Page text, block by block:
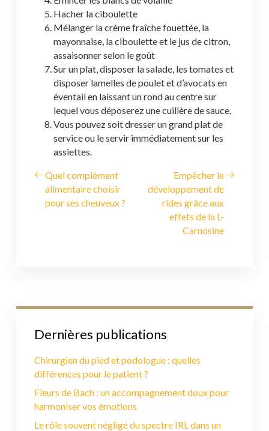
Hacher la ciboulette
Mélanger la crème fraîche fouettée, la
mayonnaise, la ciboulette et le jus de citron,
assaisonner selon le goût
Sur un plat, disposer la salade, les tomates et
disposer lamelles de poulet et d’avocats en
éventail en laissant un rond au centre sur
lequel vous déposerez une cuillère de sauce.
Vous pouvez soit dresser un grand plat de
service ou le servir immédiatement sur les
assiettes.
Quel complément
alimentaire choisir
pour ses cheuveux ?
Empêcher le
développement de
rides grâce aux
effets de la L-
Carnosine
Dernières publications
Chirurgien du pied et podologue : quelles
différences pour le patient ?
Fleurs de Bach : un accompagnement doux pour
harmoniser vos émotions
Le rôle souvent négligé du spectre IRL dans un